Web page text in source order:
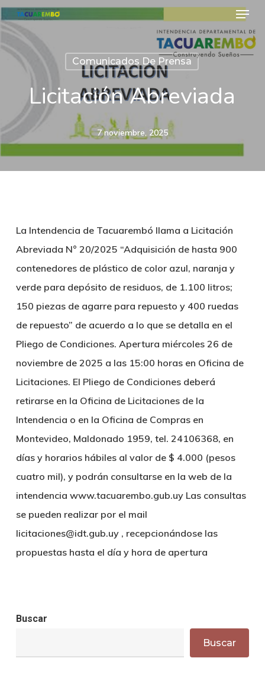
Skip
to
main
content
Menu
Comunicados De Prensa
Licitación Abreviada
7 noviembre, 2025
La Intendencia de Tacuarembó llama a Licitación
Abreviada N° 20/2025 “Adquisición de hasta 900
contenedores de plástico de color azul, naranja y
verde para depósito de residuos, de 1.100 litros;
150 piezas de agarre para repuesto y 400 ruedas
de repuesto” de acuerdo a lo que se detalla en el
Pliego de Condiciones. Apertura miércoles 26 de
noviembre de 2025 a las 15:00 horas en Oficina de
Licitaciones. El Pliego de Condiciones deberá
retirarse en la Oficina de Licitaciones de la
Intendencia o en la Oficina de Compras en
Montevideo, Maldonado 1959, tel. 24106368, en
días y horarios hábiles al valor de $ 4.000 (pesos
cuatro mil), y podrán consultarse en la web de la
intendencia www.tacuarembo.gub.uy Las consultas
se pueden realizar por el mail
licitaciones@idt.gub.uy , recepcionándose las
propuestas hasta el día y hora de apertura
Buscar
Buscar
Close
Menu